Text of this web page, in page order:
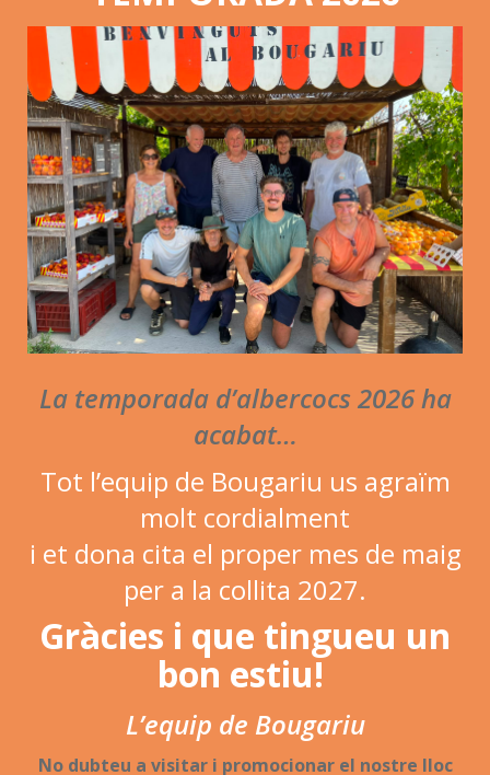
La selecció del 2022 a les
fotos
La temporada d’albercocs 2026 ha
acabat…
Tot l’equip de Bougariu us agraïm
molt cordialment
i et dona cita el proper mes de maig
per a la collita 2027.
Gràcies i que tingueu un
bon estiu!
L’equip de Bougariu
No dubteu a visitar i promocionar el nostre lloc